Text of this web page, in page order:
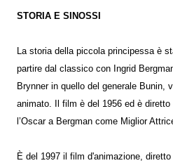
STORIA E SINOSSI
La storia della piccola principessa è
partire dal classico con Ingrid
Brynner in quello del generale Bunin,
animato. Il film è del 1956 ed è
l’Oscar a Bergman come Miglior
È del 1997 il film d'animazione,